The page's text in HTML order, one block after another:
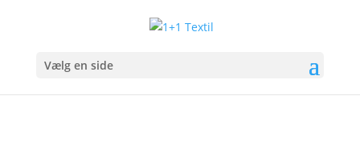
Vælg en side